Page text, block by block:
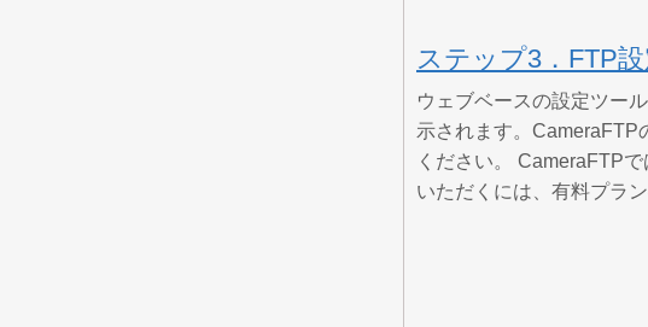
ステップ3．FTP
ウェブベースの設定ツー
示されます。CameraFTP
ください。 CameraFTP
いただくには、有料プラ